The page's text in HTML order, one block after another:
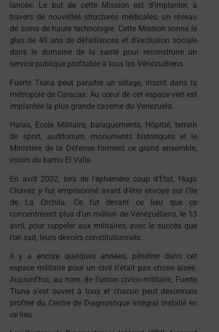
lancée. Le but de cette Mission est d’implanter, à
travers de nouvelles structures médicales, un réseau
de soins de haute technologie. Cette Mission sonne le
glas de 40 ans de défaillances et d’exclusion sociale
dans le domaine de la santé pour reconstruire un
service publique profitable à tous les Vénézuéliens.
Fuerte Tiuna peut paraître un village, inscrit dans la
métropole de Caracas. Au cœur de cet espace vert est
implantée la plus grande caserne du Venezuela.
Haras, Ecole Militaire, baraquements, Hôpital, terrain
de sport, auditorium, monuments historiques et le
Ministère de la Défense forment ce grand ensemble,
voisin du barrio El Valle.
En avril 2002, lors de l’éphémère coup d’État, Hugo
Chávez y fut emprisonné avant d’être envoyé sur l’île
de La Orchila. Ce fut devant ce lieu que ce
concentrèrent plus d’un million de Vénézuéliens, le 13
avril, pour rappeler aux militaires, avec le succès que
l’on sait, leurs devoirs constitutionnels.
Il y a encore quelques années, pénétrer dans cet
espace militaire pour un civil n’était pas chose aisée.
Aujourd’hui, au nom de l’union civico-militaire, Fuerte
Tiuna s’est ouvert à tous et chacun peut désormais
profiter du Centre de Diagnostique Intégral installé en
ce lieu.